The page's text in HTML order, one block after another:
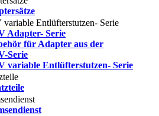
Entlüfterstutzen- Serie
Adapter- Serie
für Adapter aus der
Serie
variable Entlüfterstutzen- Serie